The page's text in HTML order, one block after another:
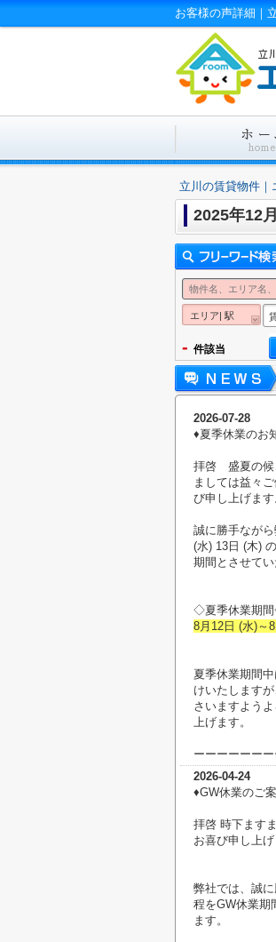
お客様の声詳細｜
立川の賃貸物件
2025年12
エリア| 駅
- 件該当
2026-07-28
♦︎夏季休業のお
拝啓 盛夏の候
ましては益々
び申し上げます
誠に勝手なが
(水) 13日 (木)
期間とさせてい
◇夏季休業期
8月12日 (水)～
夏季休業期間
けいたします
さいますよう
上げます。
ーーーーーー
2026-04-24
♦︎GW休業のご
拝啓 時下ます
お喜び申し上げ
弊社では、誠
程をGW休業期
ます。